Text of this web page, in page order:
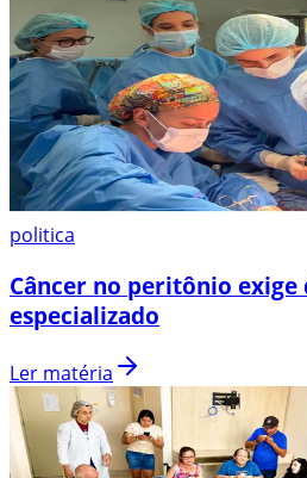
politica
Câncer no peritônio exige
especializado
Ler matéria